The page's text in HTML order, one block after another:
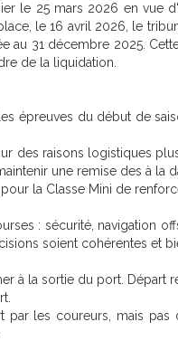
le 25 mars 2026 en
le 16 avril 2026, le
au 31 décembre 2025.
de la liquidation.
épreuves du début de
des raisons logistiques
une remise des à la
la Classe Mini de
: sécurité, navigation
soient cohérentes et
à la sortie du port. Départ
les coureurs, mais